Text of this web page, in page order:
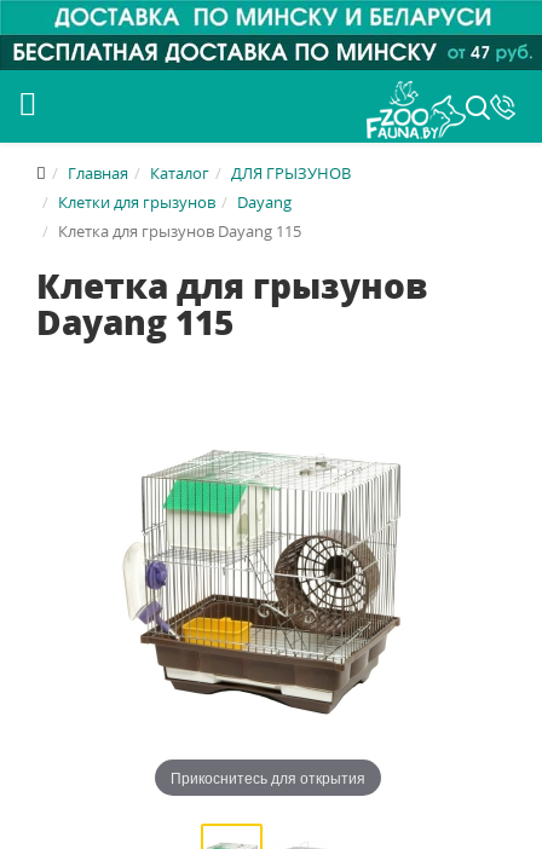
Главная Каталог
ДЛЯ ГРЫЗУНОВ
Клетки для грызунов
Dayang
Клетка для грызунов Dayang 115
Клетка для грызунов
Dayang 115
Прикоснитесь для открытия